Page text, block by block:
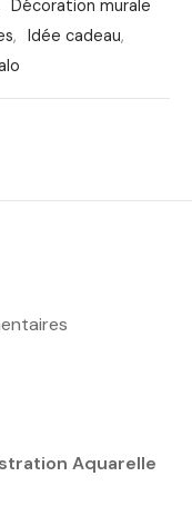
Décoration murale
, Idée cadeau,
Aquarelle